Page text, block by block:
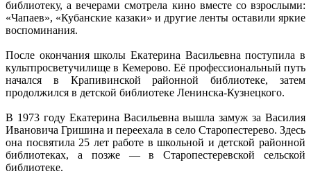
библиотеку, а вечерами смотрела кино вместе со взрослыми:
«Чапаев», «Кубанские казаки» и другие ленты оставили яркие
воспоминания.
После окончания школы Екатерина Васильевна поступила в
культпросветучилище в Кемерово. Её профессиональный путь
начался в Крапивинской районной библиотеке, затем
продолжился в детской библиотеке Ленинска‑Кузнецкого.
В 1973 году Екатерина Васильевна вышла замуж за Василия
Ивановича Гришина и переехала в село Старопестерево. Здесь
она посвятила 25 лет работе в школьной и детской районной
библиотеках, а позже — в Старопестеревской сельской
библиотеке.